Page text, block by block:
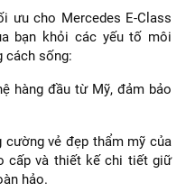
ưu cho Mercedes E-Class
bạn khỏi các yếu tố môi
cách sống:
hàng đầu từ Mỹ, đảm bảo
vẻ đẹp thẩm mỹ của
cấp và thiết kế chi tiết giữ
hảo.